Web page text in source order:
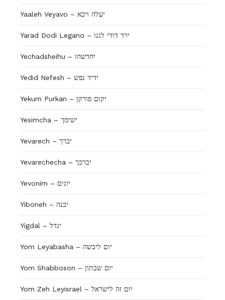
Yaaleh Veyavo – יעלה ויבא
Yarad Dodi Legano – ירד דודי לגנו
Yechadsheihu – יחדשהו
Yedid Nefesh – ידיד נפש
Yekum Purkan – יקום פורקן
Yesimcha – ישימך
Yevarech – יברך
Yevarechecha – יברכך
Yevonim – יונים
Yiboneh – יבנה
Yigdal – יגדל
Yom Leyabasha – יום ליבשה
Yom Shabboson – יום שבתון
Yom Zeh Leyisrael – יום זה לישראל